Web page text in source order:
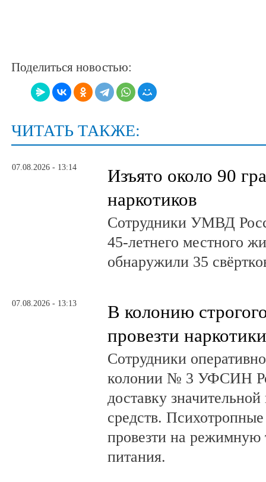
Поделиться новостью:
ЧИТАТЬ ТАКЖЕ:
07.08.2026 - 13:14
Изъято около 90
наркотиков
Сотрудники УМВД
45-летнего местного
обнаружили 35
07.08.2026 - 13:13
В колонию
провезти наркотики
Сотрудники
колонии № 3 УФСИН
доставку
средств.
провезти на режимную
питания.